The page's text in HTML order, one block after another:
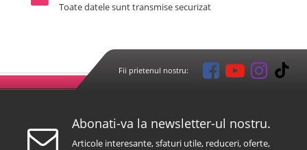
Toate datele sunt transmise securizat
Fii prietenul nostru:
Abonati-va la newsletter-ul nostru.
Articole interesante, sfaturi utile, reduceri, oferte,